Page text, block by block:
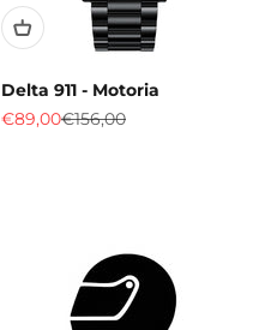
Delta 911 - Motoria
Sale price
€89,00Regular price
€156,00